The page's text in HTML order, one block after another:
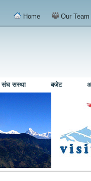
Home Our Team
संघ सस्था बजेट